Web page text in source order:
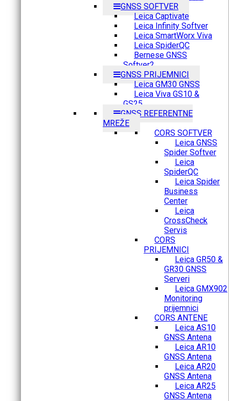
GNSS SOFTVER
Leica Captivate
Leica Infinity Softver
Leica SmartWorx Viva
Leica SpiderQC
Bernese GNSS
Softver2
GNSS PRIJEMNICI
Leica GM30 GNSS
Leica Viva GS10 &
GS25
GNSS REFERENTNE
MREŽE
CORS SOFTVER
Leica GNSS
Spider Softver
Leica
SpiderQC
Leica Spider
Business
Center
Leica
CrossCheck
Servis
CORS
PRIJEMNICI
Leica GR50 &
GR30 GNSS
Serveri
Leica GMX902
Monitoring
prijemnici
CORS ANTENE
Leica AS10
GNSS Antena
Leica AR10
GNSS Antena
Leica AR20
GNSS Antena
Leica AR25
GNSS Antena